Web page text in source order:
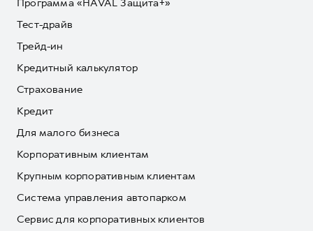
Программа «HAVAL Защита+»
Тест-драйв
Трейд-ин
Кредитный калькулятор
Страхование
Кредит
Для малого бизнеса
Корпоративным клиентам
Крупным корпоративным клиентам
Система управления автопарком
Сервис для корпоративных клиентов